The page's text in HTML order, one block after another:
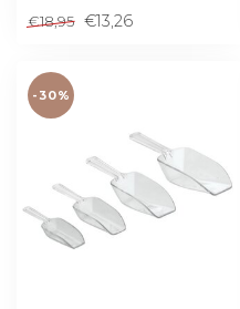
€18,95 €13,26
-30%